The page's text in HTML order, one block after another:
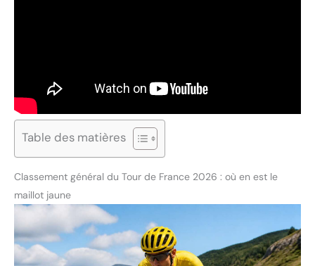
Table des matières
Classement général du Tour de France 2026 : où en est le
maillot jaune